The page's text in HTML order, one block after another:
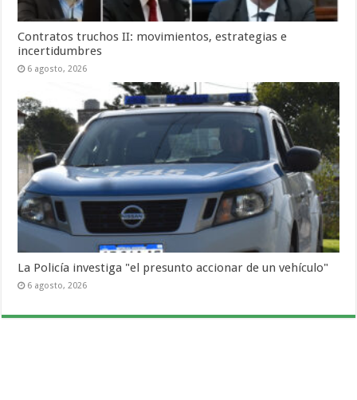
Contratos truchos II: movimientos, estrategias e
incertidumbres
6 agosto, 2026
La Policía investiga "el presunto accionar de un vehículo"
6 agosto, 2026